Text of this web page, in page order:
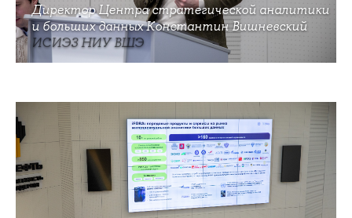
Директор Центра стратегической аналитики
и больших данных Константин Вишневский
ИСИЭЗ НИУ ВШЭ